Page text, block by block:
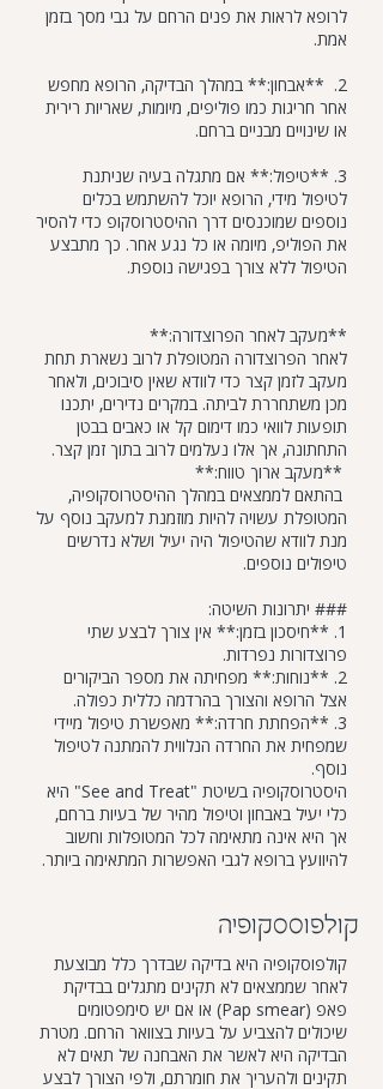
לרופא לראות את פנים הרחם על גבי מסך בזמן
אמת.
2. **אבחון:** במהלך הבדיקה, הרופא מחפש
אחר חריגות כמו פוליפים, מיומות, שאריות רירית
או שינויים מבניים ברחם.
3. **טיפול:** אם מתגלה בעיה שניתנת
לטיפול מידי, הרופא יוכל להשתמש בכלים
נוספים שמוכנסים דרך ההיסטרוסקופ כדי להסיר
את הפוליפ, מיומה או כל נגע אחר. כך מתבצע
הטיפול ללא צורך בפגישה נוספת.
**מעקב לאחר הפרוצדורה:**
לאחר הפרוצדורה המטופלת לרוב נשארת תחת
מעקב לזמן קצר כדי לוודא שאין סיבוכים, ולאחר
מכן משתחררת לביתה. במקרים נדירים, יתכנו
תופעות לוואי כמו דימום קל או כאבים בבטן
התחתונה, אך אלו נעלמים לרוב בתוך זמן קצר.
**מעקב ארוך טווח:**
בהתאם לממצאים במהלך ההיסטרוסקופיה,
המטופלת עשויה להיות מוזמנת למעקב נוסף על
מנת לוודא שהטיפול היה יעיל ושלא נדרשים
טיפולים נוספים.
### יתרונות השיטה:
1. **חיסכון בזמן:** אין צורך לבצע שתי
פרוצדורות נפרדות.
2. **נוחות:** מפחיתה את מספר הביקורים
אצל הרופא והצורך בהרדמה כללית כפולה.
3. **הפחתת חרדה:** מאפשרת טיפול מיידי
שמפחית את החרדה הנלווית להמתנה לטיפול
נוסף.
היסטרוסקופיה בשיטת "See and Treat" היא
כלי יעיל באבחון וטיפול מהיר של בעיות ברחם,
אך היא אינה מתאימה לכל המטופלות וחשוב
להיוועץ ברופא לגבי האפשרות המתאימה ביותר.
קולפוססקופיה
קולפוסקופיה היא בדיקה שבדרך כלל מבוצעת
לאחר שממצאים לא תקינים מתגלים בבדיקת
פאפ (Pap smear) או אם יש סימפטומים
שיכולים להצביע על בעיות בצוואר הרחם. מטרת
הבדיקה היא לאשר את האבחנה של תאים לא
תקינים ולהעריך את חומרתם, ולפי הצורך לבצע